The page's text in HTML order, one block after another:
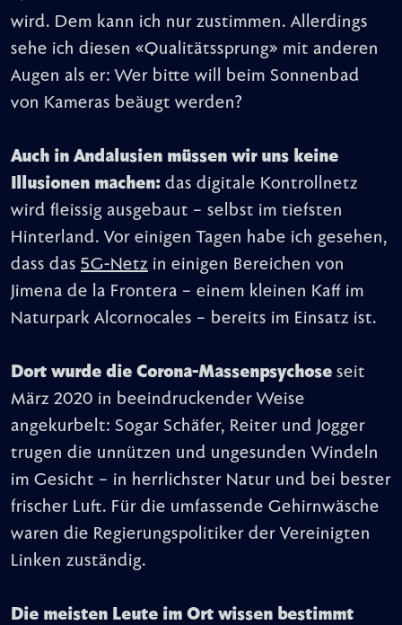
wird. Dem kann ich nur zustimmen. Allerdings
sehe ich diesen «Qualitätssprung» mit anderen
Augen als er: Wer bitte will beim Sonnenbad
von Kameras beäugt werden?
Auch in Andalusien müssen wir uns keine
Illusionen machen: das digitale Kontrollnetz
wird fleissig ausgebaut – selbst im tiefsten
Hinterland. Vor einigen Tagen habe ich gesehen,
dass das 5G-Netz in einigen Bereichen von
Jimena de la Frontera – einem kleinen Kaff im
Naturpark Alcornocales – bereits im Einsatz ist.
Dort wurde die Corona-Massenpsychose seit
März 2020 in beeindruckender Weise
angekurbelt: Sogar Schäfer, Reiter und Jogger
trugen die unnützen und ungesunden Windeln
im Gesicht – in herrlichster Natur und bei bester
frischer Luft. Für die umfassende Gehirnwäsche
waren die Regierungspolitiker der Vereinigten
Linken zuständig.
Die meisten Leute im Ort wissen bestimmt